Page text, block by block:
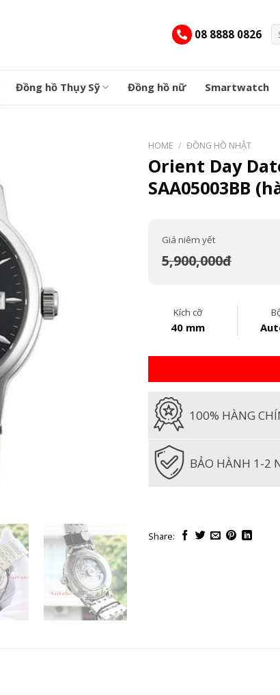
08 8888 0826
Đồng hồ Thụy Sỹ Đồng hồ nữ Smartwatch
HOME / ĐỒNG HỒ NHẬT
Orient Day
SAA05003BB
Giá niêm yết
5,900,000đ
Kích cỡ
40 mm
100% HÀNG
BẢO HÀNH 1-2